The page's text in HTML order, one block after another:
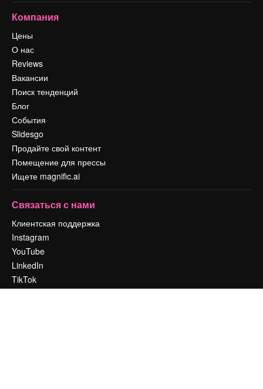
Компания
Цены
О нас
Reviews
Вакансии
Поиск тенденций
Блог
События
Slidesgo
Продайте свой контент
Помещение для прессы
Ищете magnific.ai
Связаться с нами
Клиентская поддержка
Instagram
YouTube
LinkedIn
TikTok